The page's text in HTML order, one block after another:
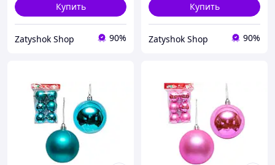
Купить
Zatyshok Shop 90%
Купить
Zatyshok Shop 90%